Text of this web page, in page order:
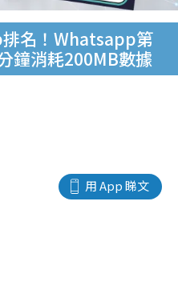
名！Whatsapp第
鐘消耗200MB數據
用 App 睇文